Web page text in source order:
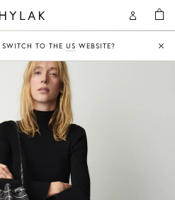
Open
Account
TO THE US WEBSITE?